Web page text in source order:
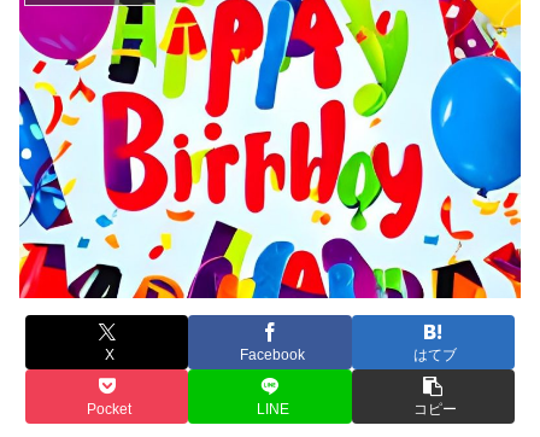
X Facebook はてブ
Pocket LINE コピー